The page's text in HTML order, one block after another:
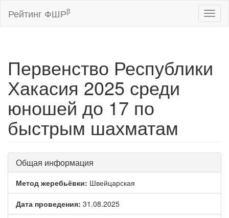
Рейтинг ФШРβ
Первенство Республики
Хакасия 2025 среди
юношей до 17 по
быстрым шахматам
Общая информация
Метод жеребьёвки: Швейцарская
Дата проведения: 31.08.2025